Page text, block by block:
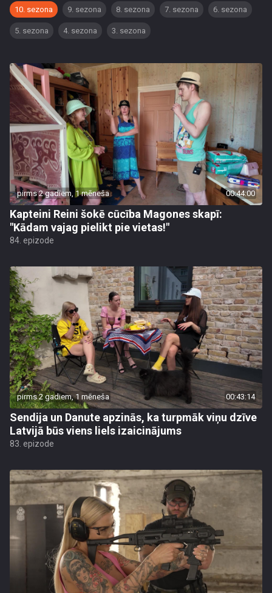
10. sezona 9. sezona 8. sezona 7. sezona 6. sezona
5. sezona 4. sezona 3. sezona
pirms 2 gadiem, 1 mēneša 00:44:00
Kapteini Reini šokē cūcība Magones skapī:
"Kādam vajag pielikt pie vietas!"
84. epizode
pirms 2 gadiem, 1 mēneša 00:43:14
Sendija un Danute apzinās, ka turpmāk viņu dzīve
Latvijā būs viens liels izaicinājums
83. epizode